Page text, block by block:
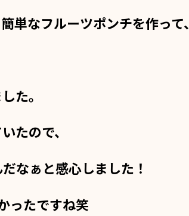
単なフルーツポンチを作って、
た。
たので、
なぁと感心しました！
ったですね笑